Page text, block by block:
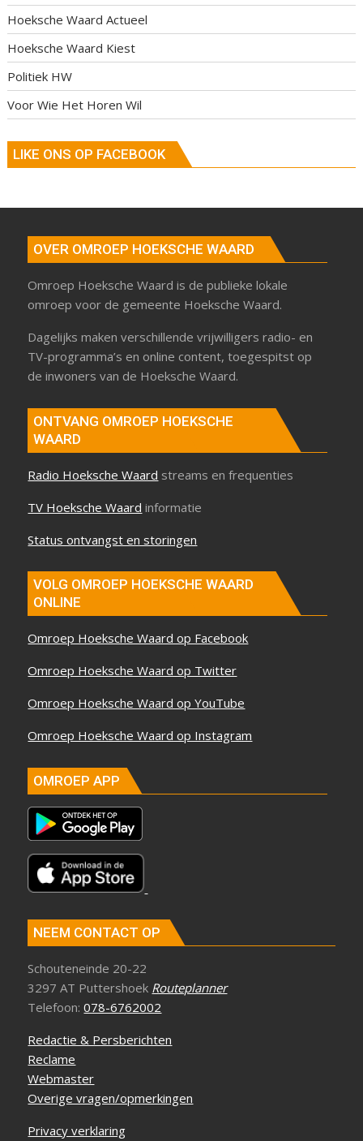
Hoeksche Waard Actueel
Hoeksche Waard Kiest
Politiek HW
Voor Wie Het Horen Wil
LIKE ONS OP FACEBOOK
OVER OMROEP HOEKSCHE WAARD
Omroep Hoeksche Waard is de publieke lokale
omroep voor de gemeente Hoeksche Waard.
Dagelijks maken verschillende vrijwilligers radio- en
TV-programma’s en online content, toegespitst op
de inwoners van de Hoeksche Waard.
ONTVANG OMROEP HOEKSCHE
WAARD
Radio Hoeksche Waard streams en frequenties
TV Hoeksche Waard informatie
Status ontvangst en storingen
VOLG OMROEP HOEKSCHE WAARD
ONLINE
Omroep Hoeksche Waard op Facebook
Omroep Hoeksche Waard op Twitter
Omroep Hoeksche Waard op YouTube
Omroep Hoeksche Waard op Instagram
OMROEP APP
NEEM CONTACT OP
Schouteneinde 20-22
3297 AT Puttershoek Routeplanner
Telefoon:078-6762002
Redactie & Persberichten
Reclame
Webmaster
Overige vragen/opmerkingen
Privacy verklaring